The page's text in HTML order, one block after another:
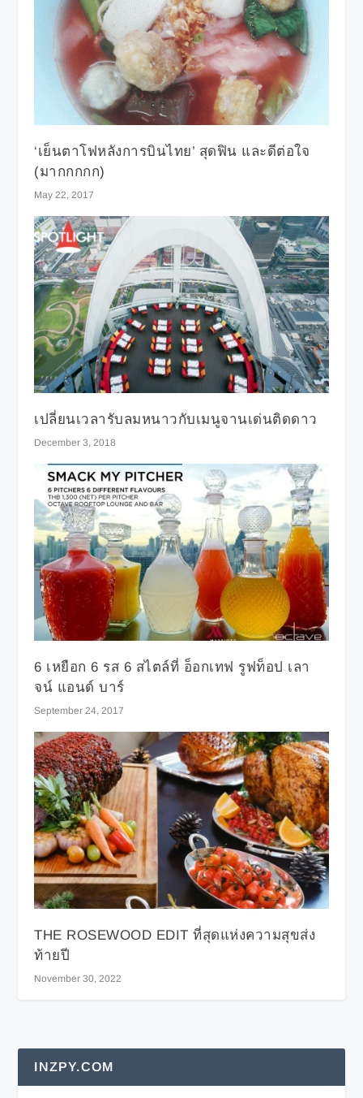
‘เย็นตาโฟหลังการบินไทย’ สุดฟิน และดีต่อใจ
(มากกกกก)
May 22, 2017
เปลี่ยนเวลารับลมหนาวกับเมนูจานเด่นติดดาว
December 3, 2018
6 เหยือก 6 รส 6 สไตล์ที่ อ็อกเทฟ รูฟท็อป เลา
จน์ แอนด์ บาร์
September 24, 2017
THE ROSEWOOD EDIT ที่สุดแห่งความสุขส่ง
ท้ายปี
November 30, 2022
INZPY.COM